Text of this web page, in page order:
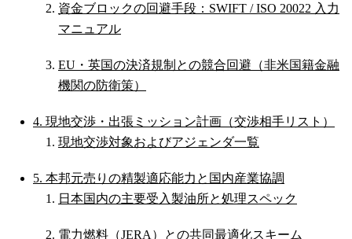
資金ブロックの回避手段：SWIFT / ISO 20022 入力
マニュアル
EU・英国の決済規制との競合回避（非米国籍金融
機関の防衛策）
4. 現地交渉・出張ミッション計画（交渉相手リスト）
現地交渉対象およびアジェンダ一覧
5. 本邦元売りの精製適応能力と国内産業協調
日本国内の主要受入製油所と処理スペック
電力燃料（JERA）との共同最適化スキーム